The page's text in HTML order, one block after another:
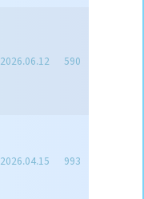
2026.06.12 590
2026.04.15 993